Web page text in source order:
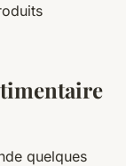
quelques